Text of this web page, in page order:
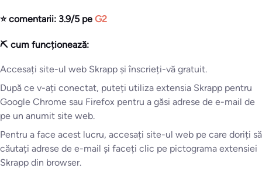
⭐ comentarii: 3.9/5 pe G2
⛏️ cum funcționează:
Accesați site-ul web Skrapp și înscrieți-vă gratuit.
După ce v-ați conectat, puteți utiliza extensia Skrapp pentru
Google Chrome sau Firefox pentru a găsi adrese de e-mail de
pe un anumit site web.
Pentru a face acest lucru, accesați site-ul web pe care doriți să
căutați adrese de e-mail și faceți clic pe pictograma extensiei
Skrapp din browser.